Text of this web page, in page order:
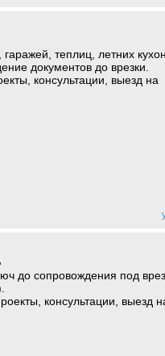
теплиц, летних
документов до врезки.
консультации, выезд на
до сопровождения под
консультации, выезд